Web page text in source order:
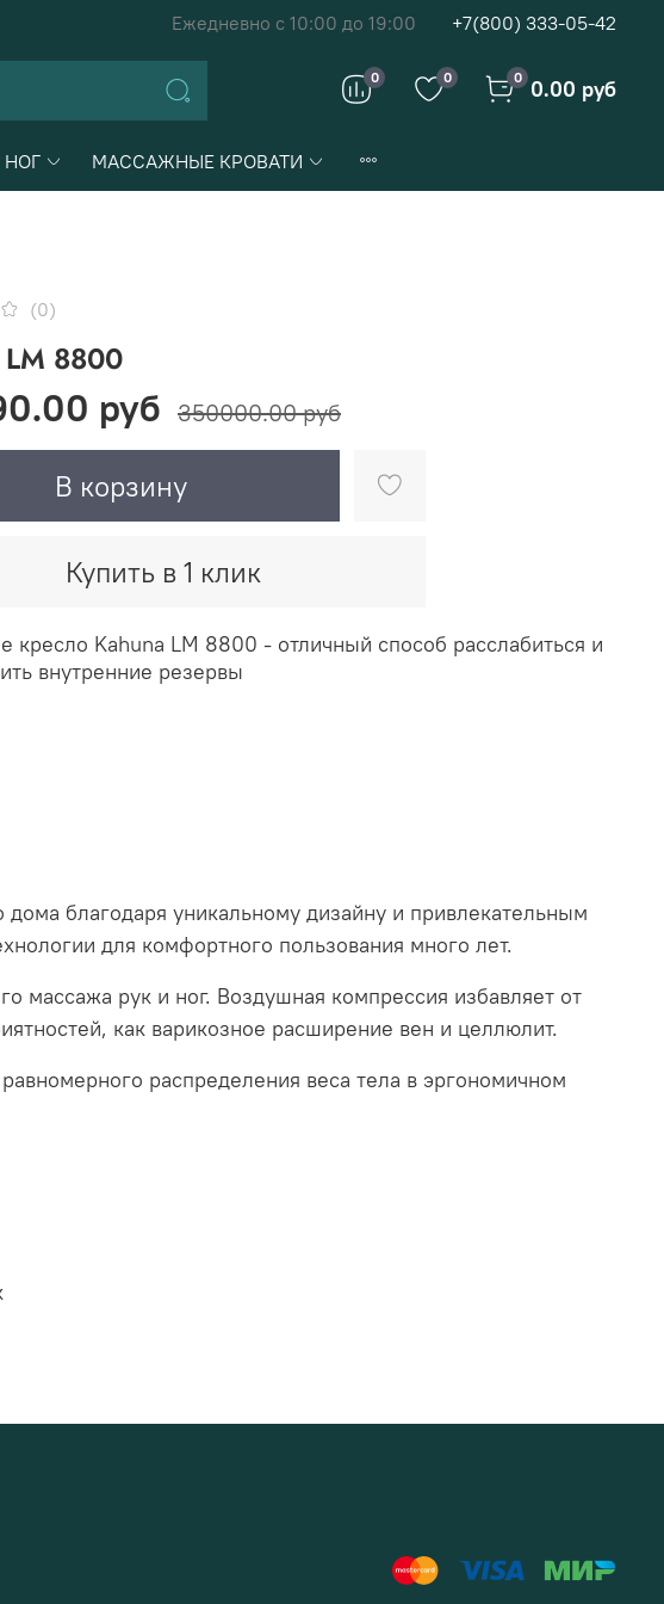
Ежедневно с 10:00 до 19:00 +7(800) 333-05-42
0 0 0 0.00 руб
МАССАЖНЫЕ КРОВАТИ
(0)
LM 8800
руб 350000.00 руб
В корзину
Купить в 1 клик
кресло Kahuna LM 8800 - отличный способ расслабиться и
внутренние резервы
благодаря уникальному дизайну и привлекательным
для комфортного пользования много лет.
рук и ног. Воздушная компрессия избавляет от
как варикозное расширение вен и целлюлит.
распределения веса тела в эргономичном